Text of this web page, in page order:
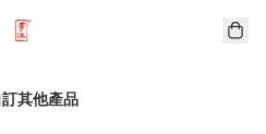
訂其他產品